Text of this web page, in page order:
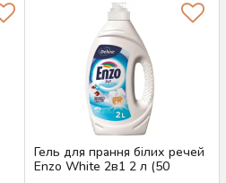
Гель для прання білих речей
Enzo White 2в1 2 л (50